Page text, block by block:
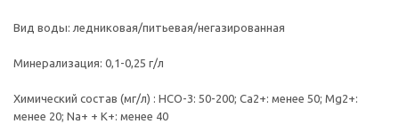
Вид воды: ледниковая/питьевая/негазированная
Минерализация: 0,1-0,25 г/л
Химический состав (мг/л) : HCO-3: 50-200; Ca2+: менее 50; Mg2+:
менее 20; Na+ + K+: менее 40